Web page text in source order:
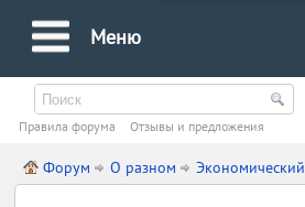
Меню
Правила форума Oтзывы и предложения
Форум О разном Экономический